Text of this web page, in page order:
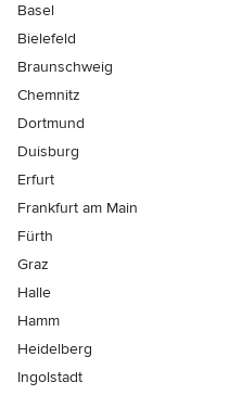
Basel
Bielefeld
Braunschweig
Chemnitz
Dortmund
Duisburg
Erfurt
Frankfurt am Main
Fürth
Graz
Halle
Hamm
Heidelberg
Ingolstadt